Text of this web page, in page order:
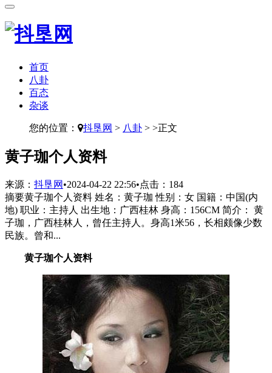
首页
八卦
百态
杂谈
您的位置： 抖垦网 > 八卦 > >正文
​黄子珈个人资料
来源： 抖垦网 •2024-04-22 22:56•点击： 184
摘要黄子珈个人资料 姓名：黄子珈 性别：女 国籍：中国(内
地) 职业：主持人 出生地：广西桂林 身高：156CM 简介： 黄
子珈，广西桂林人，曾任主持人。身高1米56，长相颇像少数
民族。曾和...
黄子珈个人资料